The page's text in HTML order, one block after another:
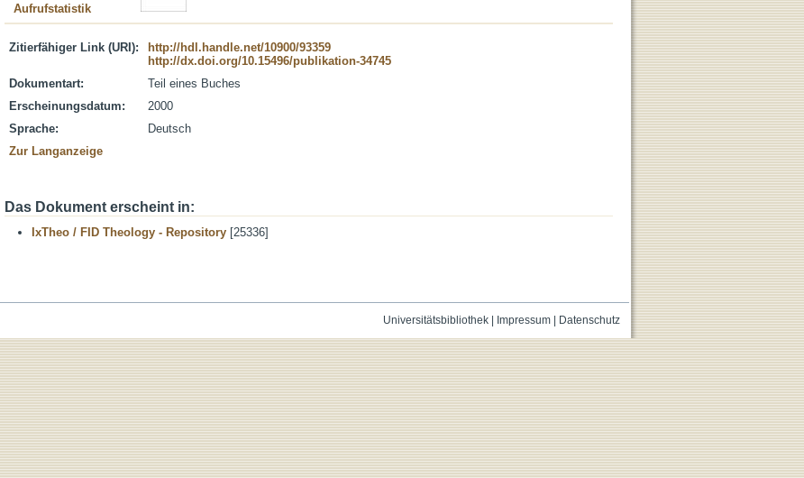
Aufrufstatistik
Zitierfähiger Link (URI):
http://hdl.handle.net/10900/93359
http://dx.doi.org/10.15496/publikation-34745
Dokumentart:
Teil eines Buches
Erscheinungsdatum:
2000
Sprache:
Deutsch
Zur Langanzeige
Das Dokument erscheint in:
IxTheo / FID Theology - Repository [25336]
Universitätsbibliothek| Impressum| Datenschutz